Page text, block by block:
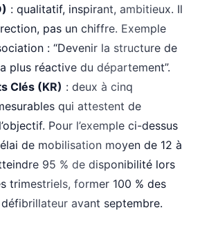
: qualitatif, inspirant, ambitieux. Il
pas un chiffre. Exemple
: “Devenir la structure de
plus réactive du département”.
Clés (KR) : deux à cinq
qui attestent de
Pour l’exemple ci-dessus
de mobilisation moyen de 12 à
95 % de disponibilité lors
trimestriels, former 100 % des
avant septembre.